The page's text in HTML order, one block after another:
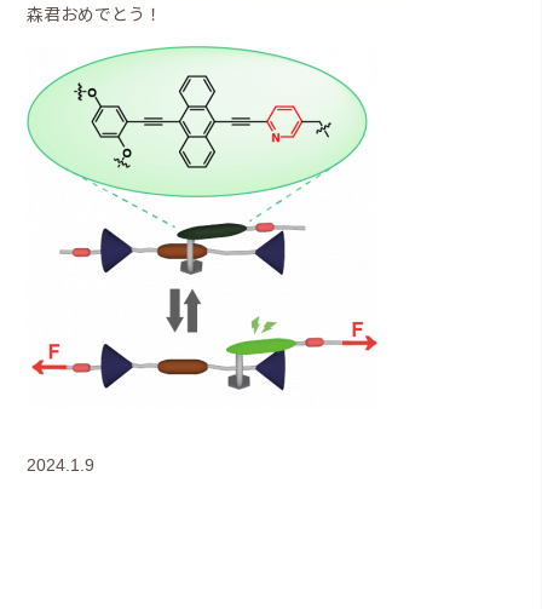
森君おめでとう！
2024.1.9